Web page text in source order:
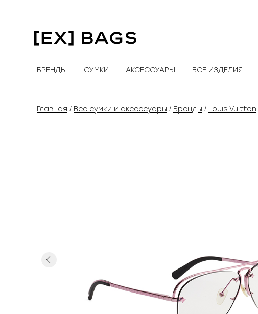
содержимому
БРЕНДЫ СУМКИ АКСЕССУАРЫ ВСЕ ИЗДЕЛИЯ
Главная / Все сумки и аксессуары / Бренды / Louis Vuitton
Previous